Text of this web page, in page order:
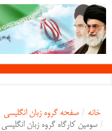
خانه / صفحه گروه زبان انگلیسی
/ سومین کارگاه گروه زبان